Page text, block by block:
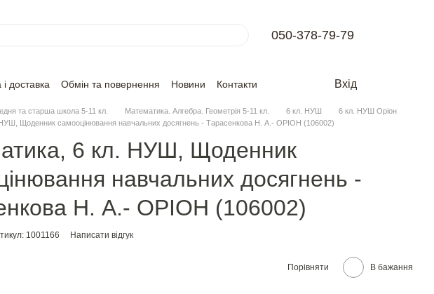
050-378-79-79
доставка Обмін та повернення Новини
Контакти
Вхід
та старша школа 5-11 кл. Математика. Алгебра. Геометрія 5-11 кл. 6 кл. НУШ
6 кл. НУШ Оріон
Щоденник самооцінювання навчальних досягнень - Тарасенкова Н. А.- ОРІОН (106002)
6 кл. НУШ, Щоденник
навчальних досягнень -
Н. А.- ОРІОН (106002)
1001166 Написати відгук
Порівняти В бажання